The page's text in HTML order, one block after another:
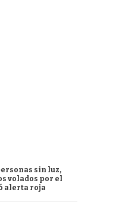
sin luz,
volados por el
alerta roja